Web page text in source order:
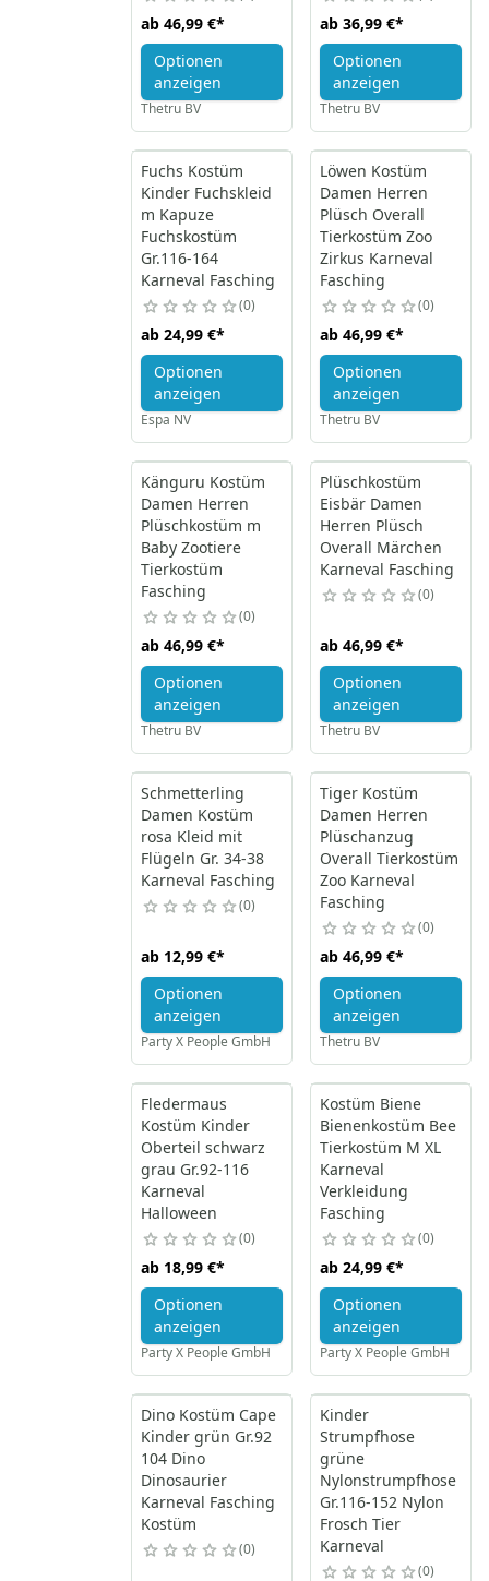
ab 46,99 €*
Optionen
anzeigen
Thetru BV
ab 36,99 €*
Optionen
anzeigen
Thetru BV
Fuchs Kostüm
Kinder Fuchskleid
m Kapuze
Fuchskostüm
Gr.116-164
Karneval Fasching
0
ab 24,99 €*
Optionen
anzeigen
Espa NV
Löwen Kostüm
Damen Herren
Plüsch Overall
Tierkostüm Zoo
Zirkus Karneval
Fasching
0
ab 46,99 €*
Optionen
anzeigen
Thetru BV
Känguru Kostüm
Damen Herren
Plüschkostüm m
Baby Zootiere
Tierkostüm
Fasching
0
ab 46,99 €*
Optionen
anzeigen
Thetru BV
Plüschkostüm
Eisbär Damen
Herren Plüsch
Overall Märchen
Karneval Fasching
0
ab 46,99 €*
Optionen
anzeigen
Thetru BV
Schmetterling
Damen Kostüm
rosa Kleid mit
Flügeln Gr. 34-38
Karneval Fasching
0
ab 12,99 €*
Optionen
anzeigen
Party X People GmbH
Tiger Kostüm
Damen Herren
Plüschanzug
Overall Tierkostüm
Zoo Karneval
Fasching
0
ab 46,99 €*
Optionen
anzeigen
Thetru BV
Fledermaus
Kostüm Kinder
Oberteil schwarz
grau Gr.92-116
Karneval
Halloween
0
ab 18,99 €*
Optionen
anzeigen
Party X People GmbH
Kostüm Biene
Bienenkostüm Bee
Tierkostüm M XL
Karneval
Verkleidung
Fasching
0
ab 24,99 €*
Optionen
anzeigen
Party X People GmbH
Dino Kostüm Cape
Kinder grün Gr.92
104 Dino
Dinosaurier
Karneval Fasching
Kostüm
0
Kinder
Strumpfhose
grüne
Nylonstrumpfhose
Gr.116-152 Nylon
Frosch Tier
Karneval
0